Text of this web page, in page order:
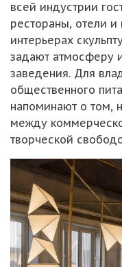
всей индустрии
рестораны, отели
интерьерах
задают атмосферу
заведения. Для
общественного
напоминают о том,
между
творческой